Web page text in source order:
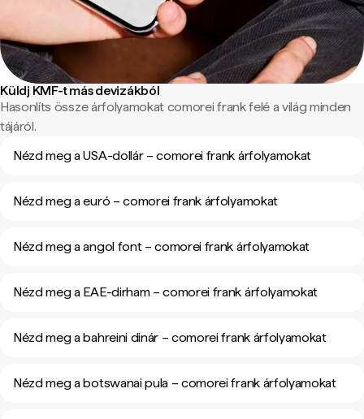
Küldj KMF-t más devizákból
Hasonlíts össze árfolyamokat comorei frank felé a világ minden
tájáról.
Nézd meg a USA-dollár – comorei frank árfolyamokat
Nézd meg a euró – comorei frank árfolyamokat
Nézd meg a angol font – comorei frank árfolyamokat
Nézd meg a EAE-dirham – comorei frank árfolyamokat
Nézd meg a bahreini dinár – comorei frank árfolyamokat
Nézd meg a botswanai pula – comorei frank árfolyamokat